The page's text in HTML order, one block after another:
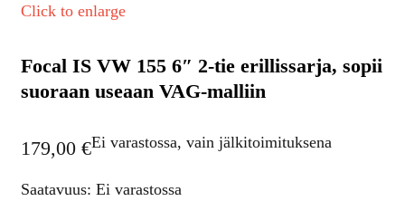
Click to enlarge
Focal IS VW 155 6″ 2-tie erillissarja, sopii
suoraan useaan VAG-malliin
179,00 €Ei varastossa, vain jälkitoimituksena
Saatavuus: Ei varastossa